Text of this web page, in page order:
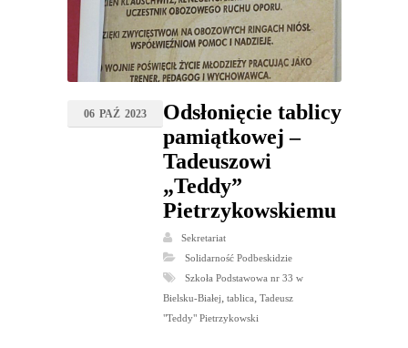
06 PAŹ 2023
Odsłonięcie tablicy
pamiątkowej –
Tadeuszowi
„Teddy”
Pietrzykowskiemu
Sekretariat
Solidarność Podbeskidzie
Szkoła Podstawowa nr 33 w
Bielsku-Białej, tablica, Tadeusz
"Teddy" Pietrzykowski